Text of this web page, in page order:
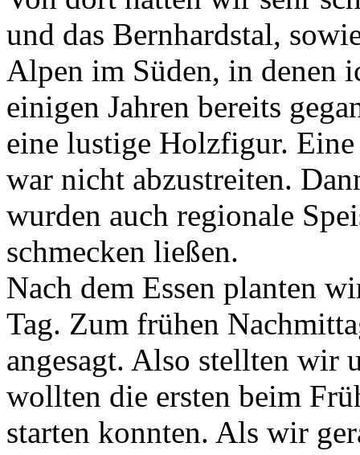
und das Bernhardstal,
Alpen im Süden, in denen
einigen Jahren bereits
eine lustige Holzfigur.
war nicht abzustreiten.
wurden auch regionale
schmecken ließen.
Nach dem Essen planten
Tag. Zum frühen
angesagt. Also stellten wir
wollten die ersten beim
starten konnten. Als wir